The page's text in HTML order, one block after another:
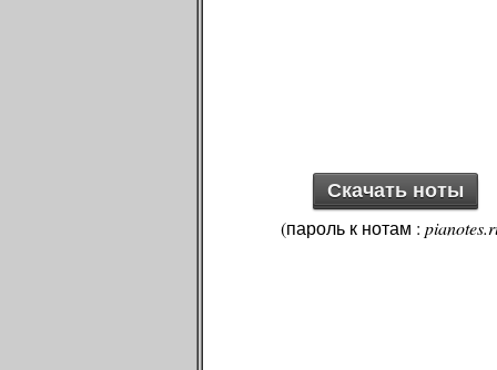
Скачать ноты
(пароль к нотам :